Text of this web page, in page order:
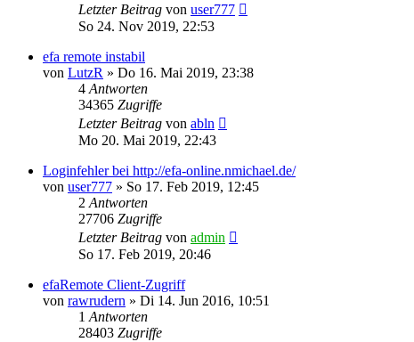
Letzter Beitrag von user777
So 24. Nov 2019, 22:53
efa remote instabil
von LutzR » Do 16. Mai 2019, 23:38
4 Antworten
34365 Zugriffe
Letzter Beitrag von abln
Mo 20. Mai 2019, 22:43
Loginfehler bei http://efa-online.nmichael.de/
von user777 » So 17. Feb 2019, 12:45
2 Antworten
27706 Zugriffe
Letzter Beitrag von admin
So 17. Feb 2019, 20:46
efaRemote Client-Zugriff
von rawrudern » Di 14. Jun 2016, 10:51
1 Antworten
28403 Zugriffe